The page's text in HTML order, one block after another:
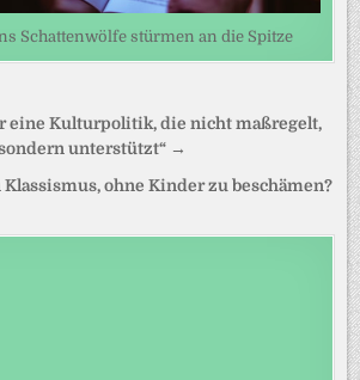
Schattenwölfe stürmen an die Spitze
eine Kulturpolitik, die nicht maßregelt,
unterstützt“ →
ohne Kinder zu beschämen?